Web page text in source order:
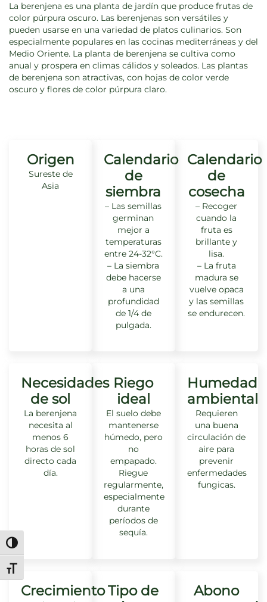
Alternar alto contraste
Alternar tamaño de letra
La berenjena es una planta de jardín que produce frutas de
color púrpura oscuro. Las berenjenas son versátiles y
pueden usarse en una variedad de platos culinarios. Son
especialmente populares en las cocinas mediterráneas y del
Medio Oriente. La planta de berenjena se cultiva como
anual y prospera en climas cálidos y soleados. Las plantas
de berenjena son atractivas, con hojas de color verde
oscuro y flores de color púrpura claro.
Origen
Sureste de
Asia
Calendario
de
siembra
– Las semillas
germinan
mejor a
temperaturas
entre 24-32°C.
– La siembra
debe hacerse
a una
profundidad
de 1/4 de
pulgada.
Calendario
de
cosecha
– Recoger
cuando la
fruta es
brillante y
lisa.
– La fruta
madura se
vuelve opaca
y las semillas
se endurecen.
Necesidades
de sol
La berenjena
necesita al
menos 6
horas de sol
directo cada
día.
Riego
ideal
El suelo debe
mantenerse
húmedo, pero
no
empapado.
Riegue
regularmente,
especialmente
durante
períodos de
sequía.
Humedad
ambiental
Requieren
una buena
circulación de
aire para
prevenir
enfermedades
fungicas.
CrecimientoTipo de
Abono